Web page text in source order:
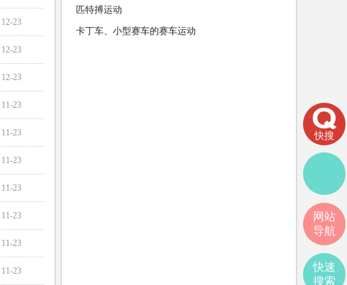
12-23
12-23
12-23
11-23
11-23
11-23
11-23
11-23
11-23
11-23
匹特搏运动
卡丁车、小型赛车的赛车运动
快搜
网站
导航
快速
搜索